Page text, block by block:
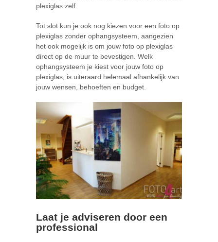
plexiglas zelf.
Tot slot kun je ook nog kiezen voor een foto op
plexiglas zonder ophangsysteem, aangezien
het ook mogelijk is om jouw foto op plexiglas
direct op de muur te bevestigen. Welk
ophangsysteem je kiest voor jouw foto op
plexiglas, is uiteraard helemaal afhankelijk van
jouw wensen, behoeften en budget.
Laat je adviseren door een
professional